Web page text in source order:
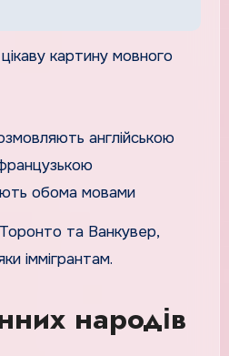
картину мовного
англійською
обома мовами
та Ванкувер,
іммігрантам.
народів